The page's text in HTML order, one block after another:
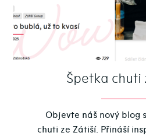
Špetka chuti
Objevte náš nový blog
chuti ze Zátiší. Přináší